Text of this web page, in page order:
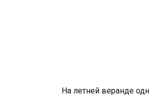
На летней веранде